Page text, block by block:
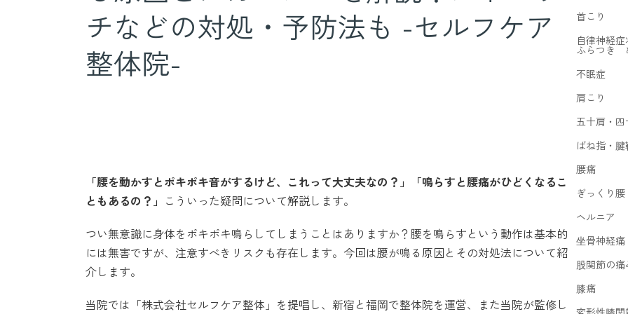
チなどの対処・予防法も -セルフケア
整体院-
「腰を動かすとポキポキ音がするけど、これって大丈夫なの？」「鳴らすと腰痛がひどくなるこ
ともあるの？」 こういった疑問について解説します。
つい無意識に身体をポキポキ鳴らしてしまうことはありますか？腰を鳴らすという動作は基本的
には無害ですが、注意すべきリスクも存在します。今回は腰が鳴る原因とその対処法について紹
介します。
当院では「株式会社セルフケア整体」を提唱し、新宿と福岡で整体院を運営、また当院が監修し
首こり
自律神経症
ふらつき
不眠症
肩こり
五十肩・四
ばね指・
腰痛
ぎっくり腰
ヘルニア
坐骨神経痛
股関節の痛
膝痛